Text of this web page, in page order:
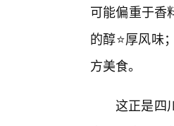
可能偏重于香
的醇⭐厚风味
方美食。
这正是四